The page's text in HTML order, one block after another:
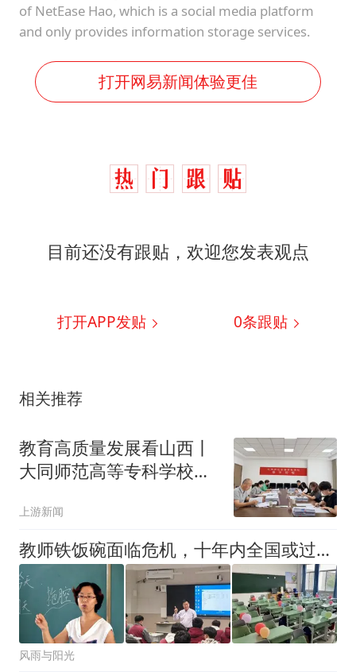
of NetEase Hao, which is a social media platform
and only provides information storage services.
打开网易新闻体验更佳
目前还没有跟贴，欢迎您发表观点
打开APP发贴 0条跟贴
相关推荐
教育高质量发展看山西丨
大同师范高等专科学校
型”教师认定工作顺利完成
上游新闻
教师铁饭碗面临危机，十年内全国或过剩200万人
风雨与阳光